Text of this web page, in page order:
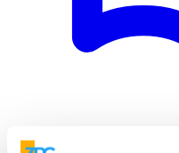
EbookiAktualne kompendia